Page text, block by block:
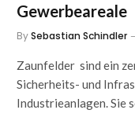
Gewerbeareale
BySebastian Schindler
Zaunfelder sind ein
Sicherheits- und
Industrieanlagen. Sie